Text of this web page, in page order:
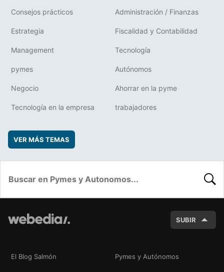
Consejos prácticos Administración / Finanzas
Estrategia Fiscalidad y Contabilidad
Management Tecnología
pymes Autónomos
Negocio Ahorrar en la pyme
Tecnología en la empresa trabajadores
VER MÁS TEMAS
SUBIR
El Blog Salmón Pymes y Autónomos